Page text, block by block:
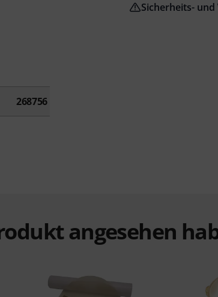
268756
Sicherheits-
angesehen